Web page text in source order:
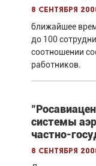
8 сентября
ближайшее
до 100
соотношении
работников.
системы
частно-
8 сентября